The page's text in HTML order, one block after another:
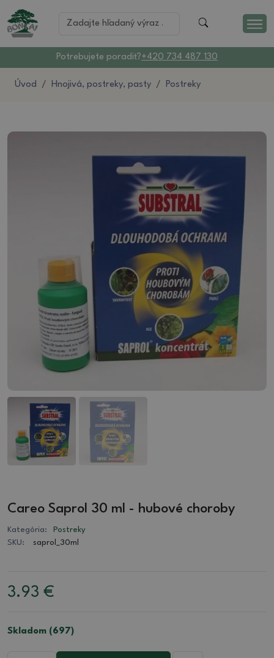
Potrebujete poradiť?+420 734 487 130
Úvod Hnojivá, postreky, pasty Postreky
Careo Saprol 30 ml - hubové choroby
Kategória:
Postreky
SKU:
saprol_30ml
3.93 €
Skladom (697)